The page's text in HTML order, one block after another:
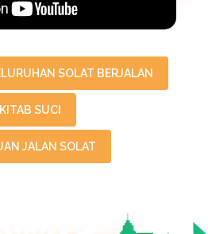
SOLAT BERJALAN
KITAB SUCI
JALAN SOLAT